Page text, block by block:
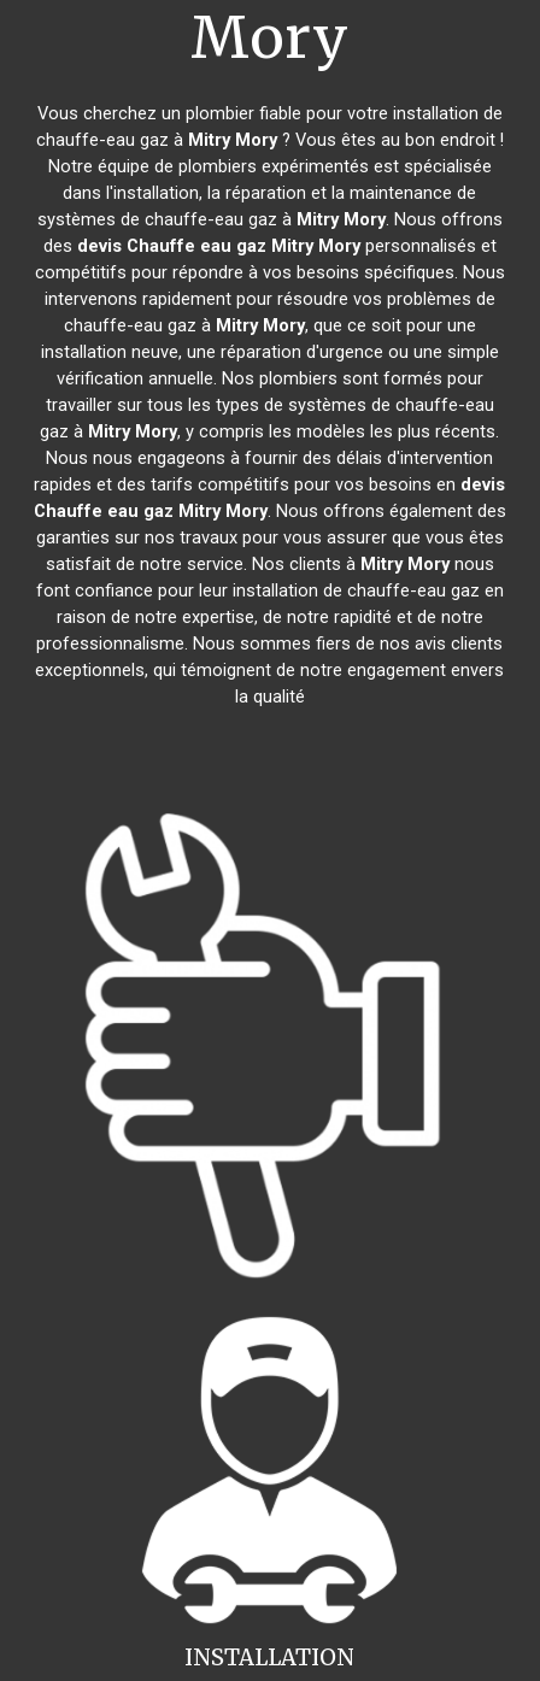
Mory
Vous cherchez un plombier fiable pour votre installation de
chauffe-eau gaz à Mitry Mory? Vous êtes au bon endroit !
Notre équipe de plombiers expérimentés est spécialisée
dans l'installation, la réparation et la maintenance de
systèmes de chauffe-eau gaz à Mitry Mory. Nous offrons
des devis Chauffe eau gaz Mitry Morypersonnalisés et
compétitifs pour répondre à vos besoins spécifiques. Nous
intervenons rapidement pour résoudre vos problèmes de
chauffe-eau gaz à Mitry Mory, que ce soit pour une
installation neuve, une réparation d'urgence ou une simple
vérification annuelle. Nos plombiers sont formés pour
travailler sur tous les types de systèmes de chauffe-eau
gaz à Mitry Mory, y compris les modèles les plus récents.
Nous nous engageons à fournir des délais d'intervention
rapides et des tarifs compétitifs pour vos besoins en devis
Chauffe eau gaz Mitry Mory. Nous offrons également des
garanties sur nos travaux pour vous assurer que vous êtes
satisfait de notre service. Nos clients à Mitry Morynous
font confiance pour leur installation de chauffe-eau gaz en
raison de notre expertise, de notre rapidité et de notre
professionnalisme. Nous sommes fiers de nos avis clients
exceptionnels, qui témoignent de notre engagement envers
la qualité
INSTALLATION